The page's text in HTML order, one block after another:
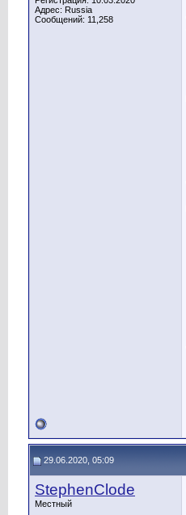
Адрес: Russia
Сообщений: 11,258
29.06.2020, 05:09
StephenClode
Местный